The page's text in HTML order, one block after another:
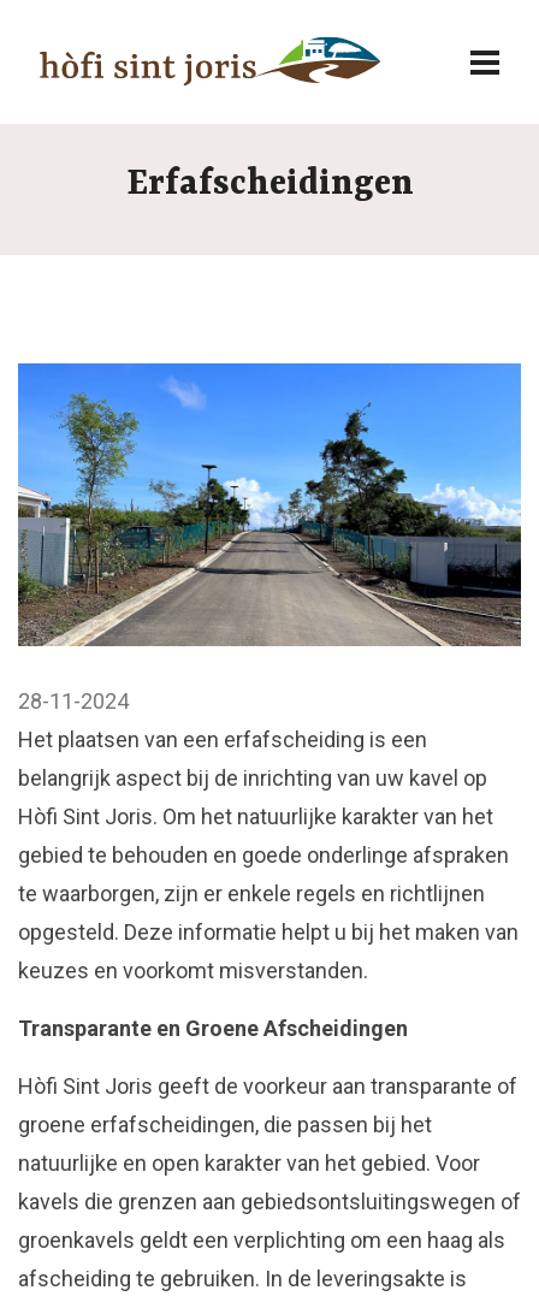
Erfafscheidingen
28-11-2024
Het plaatsen van een erfafscheiding is een
belangrijk aspect bij de inrichting van uw kavel op
Hòfi Sint Joris. Om het natuurlijke karakter van het
gebied te behouden en goede onderlinge afspraken
te waarborgen, zijn er enkele regels en richtlijnen
opgesteld. Deze informatie helpt u bij het maken van
keuzes en voorkomt misverstanden.
Transparante en Groene Afscheidingen
Hòfi Sint Joris geeft de voorkeur aan transparante of
groene erfafscheidingen, die passen bij het
natuurlijke en open karakter van het gebied. Voor
kavels die grenzen aan gebiedsontsluitingswegen of
groenkavels geldt een verplichting om een haag als
afscheiding te gebruiken. In de leveringsakte is